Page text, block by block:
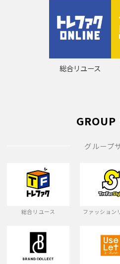
総合リユース
グループ
総合リユース ファッション